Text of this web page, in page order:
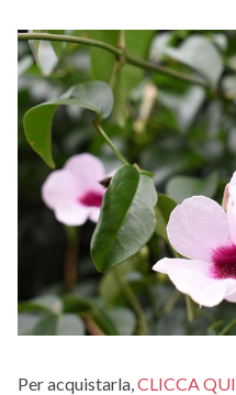
Per acquistarla, CLICCA QUI